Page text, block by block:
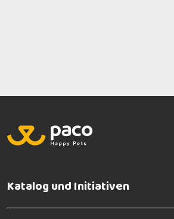
Katalog und Initiativen